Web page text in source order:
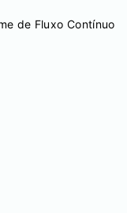
de Fluxo Contínuo